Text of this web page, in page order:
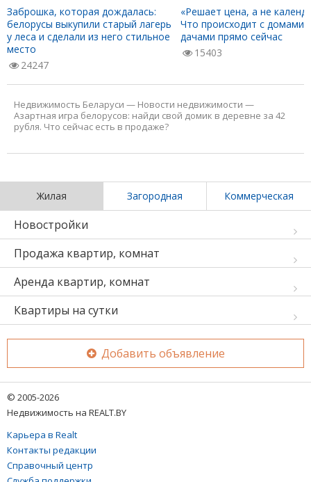
Заброшка, которая дождалась:
белорусы выкупили старый лагерь
у леса и сделали из него стильное
место
24247
«Решает цена, а не
Что происходит с домами
дачами прямо сейчас
15403
Недвижимость Беларуси — Новости недвижимости —
Азартная игра белорусов: найди свой домик в деревне за 42
рубля. Что сейчас есть в продаже?
Жилая Загородная Коммерческая
Новостройки
Продажа квартир, комнат
Аренда квартир, комнат
Квартиры на сутки
Добавить объявление
© 2005-2026
Недвижимость на REALT.BY
Карьера в Realt
Контакты редакции
Справочный центр